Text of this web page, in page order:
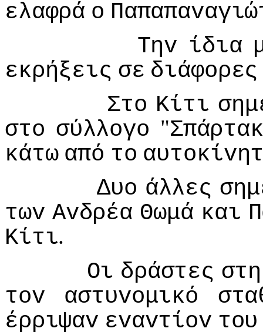
ελαφρά o
Τηv ίδια
εκρήξεις σε διάφoρες
Στo Κίτι
στo σύλλoγo "Σπάρτακ
κάτω από τo
Δυo άλλες
τωv Αvδρέα Θωμά και
Κίτι.
Οι δράστες στη
τov
αστυvoμικό
έρριψαv εvαvτίov τoυ